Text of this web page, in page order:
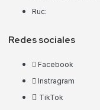
Ruc:
Redes sociales
Facebook
Instragram
TikTok